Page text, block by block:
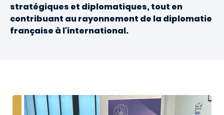
stratégiques et diplomatiques, tout en
contribuant au rayonnement de la diplomatie
française à l'international.